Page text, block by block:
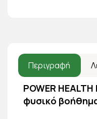
Περιγραφή
POWER
φυσικό